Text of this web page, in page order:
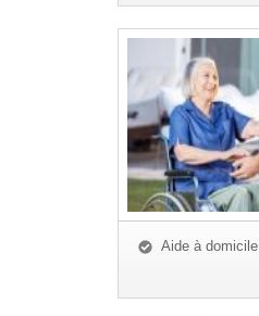
Aide à domicile